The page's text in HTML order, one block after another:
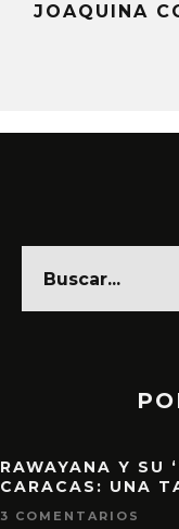
JOAQUINA
RAWAYANA Y SU
CARACAS: UNA
3 COMENTARIOS